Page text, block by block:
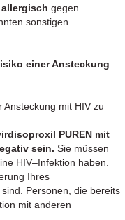
gegen
sonstigen
einer Ansteckung
mit HIV zu
PUREN mit
sein. Sie müssen
HIV–Infektion haben.
Ihres
Personen, die bereits
mit anderen